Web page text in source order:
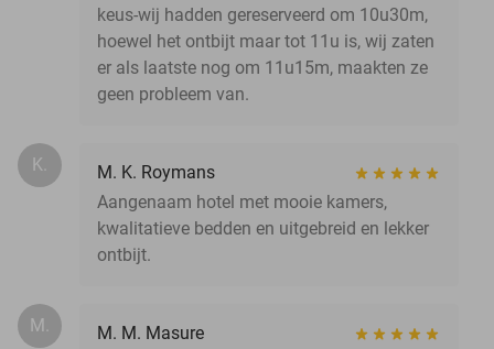
keus-wij hadden gereserveerd om 10u30m,
hoewel het ontbijt maar tot 11u is, wij zaten
er als laatste nog om 11u15m, maakten ze
geen probleem van.
K.
M. K. Roymans
Aangenaam hotel met mooie kamers,
kwalitatieve bedden en uitgebreid en lekker
ontbijt.
M.
M. M. Masure